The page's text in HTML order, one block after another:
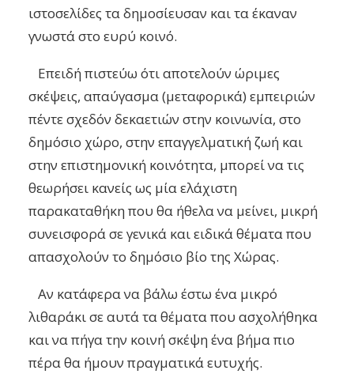
ιστοσελίδες τα δημοσίευσαν και τα έκαναν
γνωστά στο ευρύ κοινό.
Επειδή πιστεύω ότι αποτελούν ώριμες
σκέψεις, απαύγασμα (μεταφορικά) εμπειριών
πέντε σχεδόν δεκαετιών στην κοινωνία, στο
δημόσιο χώρο, στην επαγγελματική ζωή και
στην επιστημονική κοινότητα, μπορεί να τις
θεωρήσει κανείς ως μία ελάχιστη
παρακαταθήκη που θα ήθελα να μείνει, μικρή
συνεισφορά σε γενικά και ειδικά θέματα που
απασχολούν το δημόσιο βίο της Χώρας.
Αν κατάφερα να βάλω έστω ένα μικρό
λιθαράκι σε αυτά τα θέματα που ασχολήθηκα
και να πήγα την κοινή σκέψη ένα βήμα πιο
πέρα θα ήμουν πραγματικά ευτυχής.